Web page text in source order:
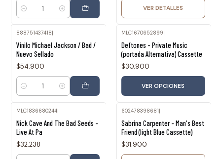
Cantidad
VER DETALLES
888751437418
Vinilo Michael Jackson / Bad /
Nuevo Sellado
$54.900
Cantidad
MLC1670652899
Deftones - Private Music
(portada Alternativa) Cassette
$30.900
VER OPCIONES
MLC1836680244|
Nick Cave And The Bad Seeds -
Live At Pa
$32.238
602478398681|
Sabrina Carpenter - Man's Best
Friend (light Blue Cassette)
$31.900